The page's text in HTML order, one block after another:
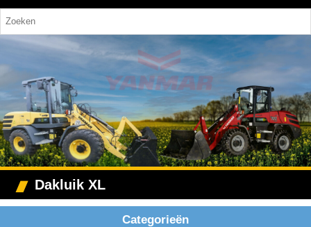
Dakluik XL
Categorieën